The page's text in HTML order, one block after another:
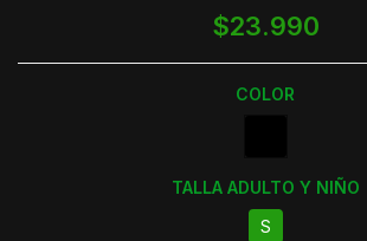
$23.990
COLOR
TALLA ADULTO Y NIÑO
S